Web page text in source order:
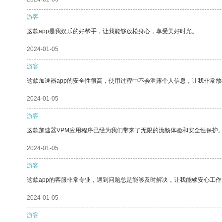
游客
这款app是我娱乐的好帮手，让我能够放松身心，享受美好时光。
2024-01-05
游客
这款加速器app的安全性很高，使用过程中不会泄露个人信息，让我非常放
2024-01-05
游客
这款加速器VPM应用程序已经为我们带来了无限的流畅体验和安全性保护。
2024-01-05
游客
这款app的客服非常专业，遇到问题总是能够及时解决，让我能够安心工作
2024-01-05
游客